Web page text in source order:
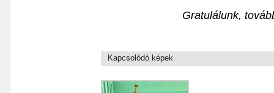
Gratulálunk,
Kapcsolódó képek